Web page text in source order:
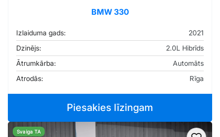
BMW 330
Izlaiduma gads:
2021
Dzinējs:
2.0L Hibrīds
Ātrumkārba:
Automāts
Atrodās:
Rīga
Piesakies līzingam
Svaiga TA